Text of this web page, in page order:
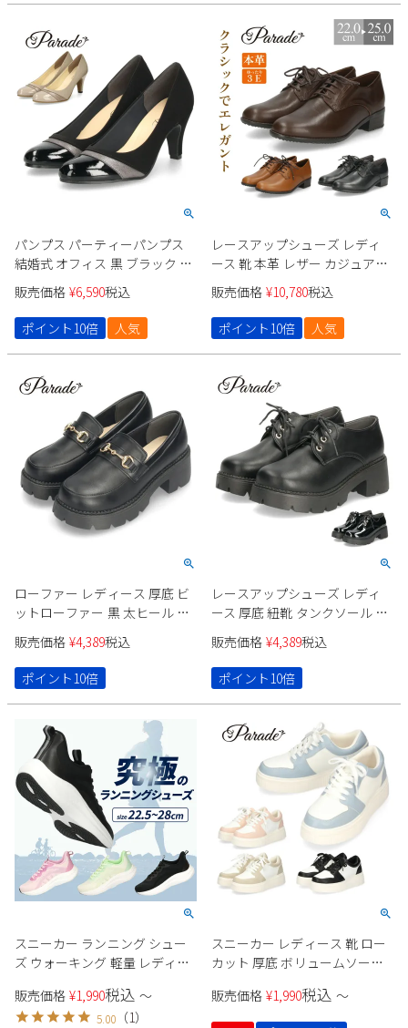
パンプス パーティーパンプス
結婚式 オフィス 黒 ブラック オ
ーク ヒールパンプス レディー
ス アーモンドトゥ 日本製 卒業
式 入学式 スーツ Parade 75502
販売価格 ¥6,590税込
ポイント10倍
人気
レースアップシューズ レディ
ース 靴 本革 レザー カジュアル
パンプス オックスフォード サ
イドゴア 3E 防滑 4cmヒール
9150 parade
販売価格 ¥10,780税込
ポイント10倍
人気
ローファー レディース 厚底 ビ
ットローファー 黒 太ヒール タ
ンクソール プラットフォーム
金具 ブラック 靴 Parade パレー
ド 1146
販売価格 ¥4,389税込
ポイント10倍
レースアップシューズ レディ
ース 厚底 紐靴 タンクソール オ
ックスフォード プラットフォ
ーム 黒 太ヒール 6cm マニッシ
ュ 靴 ブラック Parade パレード
1126
販売価格 ¥4,389税込
ポイント10倍
スニーカー ランニング シュー
ズ ウォーキング 軽量 レディー
ットネス ジム ローカット ポッ
プコーンソール 991703 Parade
販売価格 ¥1,990税込 〜
5.00 （1）
スニーカー レディース 靴 ロー
カット 厚底 ボリュームソール
ルアップ 軽量 Parade CT-7433
パレード
販売価格 ¥1,990税込 〜